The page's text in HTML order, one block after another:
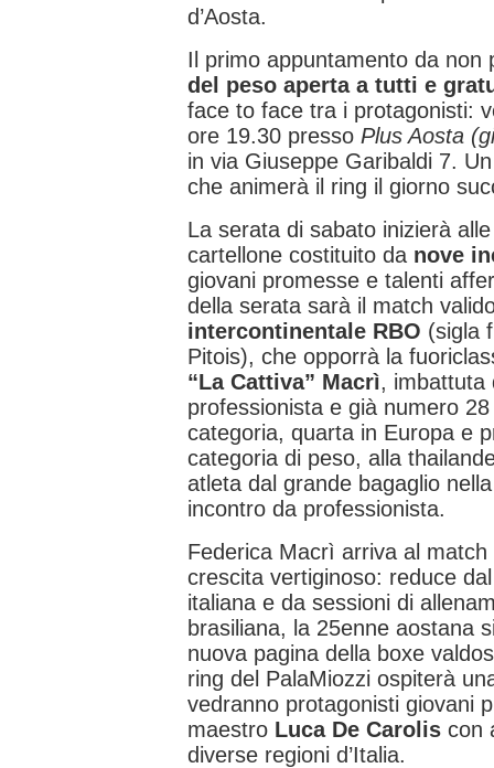
d’Aosta.
Il primo appuntamento da
del peso aperta a tutti e
face to face tra i protagonisti:
ore 19.30 presso Plus Aosta
in via Giuseppe Garibaldi 7.
che animerà il ring il giorno
La serata di sabato inizierà
cartellone costituito da nove
giovani promesse e talenti
della serata sarà il match
intercontinentale RBO (sigla
Pitois), che opporrà la
“La Cattiva” Macrì, imbattuta
professionista e già numero
categoria, quarta in Europa e
categoria di peso, alla
atleta dal grande bagaglio
incontro da professionista.
Federica Macrì arriva al
crescita vertiginoso: reduce
italiana e da sessioni di
brasiliana, la 25enne aostana
nuova pagina della boxe
ring del PalaMiozzi ospiterà
vedranno protagonisti giovani
maestro Luca De Carolis con
diverse regioni d’Italia.